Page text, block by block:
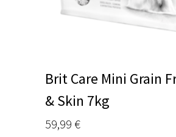
Brit Care Mini Grain
& Skin 7kg
59,99 €